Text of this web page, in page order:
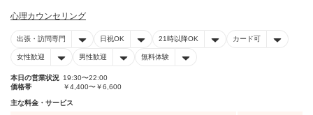
心理カウンセリング
出張・訪問専門 日祝OK 21時以降OK カード可
女性歓迎 男性歓迎 無料体験
本日の営業状況 19:30〜22:00
価格帯
￥4,400〜￥6,600
主な料金・サービス